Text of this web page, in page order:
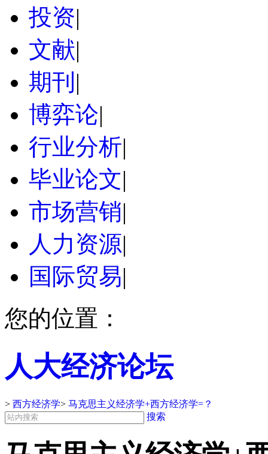
投资|
文献|
期刊 |
博弈论|
行业分析|
毕业论文|
市场营销|
人力资源|
国际贸易|
您的位置：
人大经济论坛
> 西方经济学> 马克思主义经济学+西方经济学=？
搜索